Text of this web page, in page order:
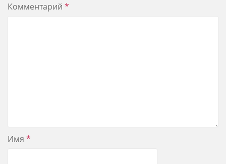
Комментарий *
Имя *